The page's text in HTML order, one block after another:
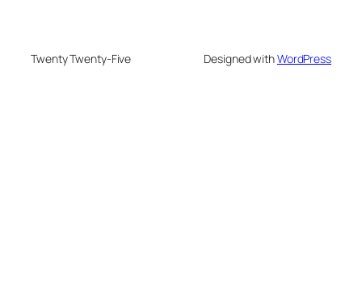
Twenty Twenty-Five Designed withWordPress